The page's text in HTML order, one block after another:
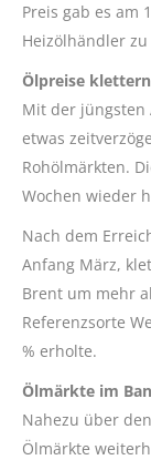
Preis gab es am
Heizölhändler
Ölpreise
Mit der jüngsten
etwas
Rohölmärkten.
Wochen wieder
Nach dem
Anfang März,
Brent um mehr
Referenzsorte
% erholte.
Ölmärkte im
Nahezu über
Ölmärkte